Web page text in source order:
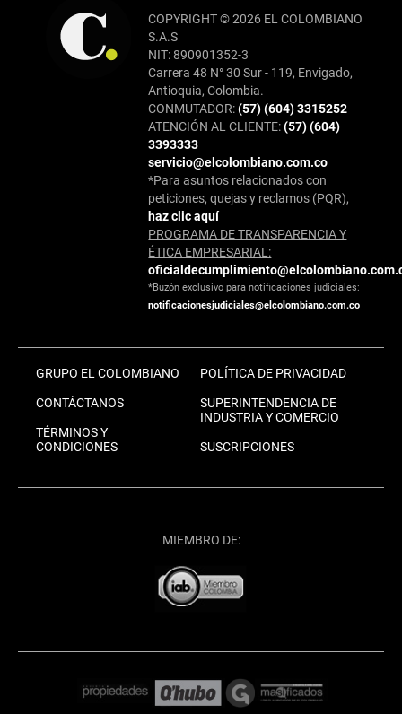
COPYRIGHT © 2026 EL COLOMBIANO
S.A.S
NIT: 890901352-3
Carrera 48 N° 30 Sur - 119, Envigado,
Antioquia, Colombia.
CONMUTADOR:(57) (604) 3315252
ATENCIÓN AL CLIENTE:(57) (604)
3393333
servicio@elcolombiano.com.co
*Para asuntos relacionados con
peticiones, quejas y reclamos (PQR),
haz clic aquí
PROGRAMA DE TRANSPARENCIA Y
ÉTICA EMPRESARIAL:
*Buzón exclusivo para notificaciones judiciales:
notificacionesjudiciales@elcolombiano.com.co
GRUPO EL COLOMBIANO
CONTÁCTANOS
TÉRMINOS Y
CONDICIONES
POLÍTICA DE PRIVACIDAD
SUPERINTENDENCIA DE
INDUSTRIA Y COMERCIO
SUSCRIPCIONES
MIEMBRO DE: